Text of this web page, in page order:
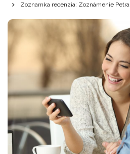
Zoznamka recenzia: Zoznámenie Petra